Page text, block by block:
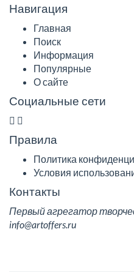
Навигация
Главная
Поиск
Информация
Популярные
О сайте
Социальные сети
Правила
Политика
Условия
Контакты
Первый агрегатор
info@artoffers.ru